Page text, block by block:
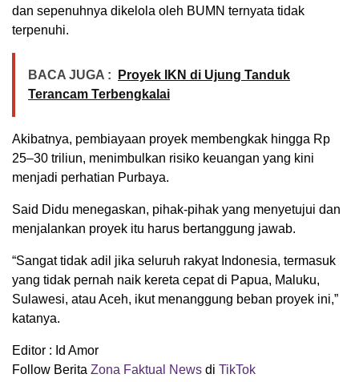
dan sepenuhnya dikelola oleh BUMN ternyata tidak
terpenuhi.
BACA JUGA :
Proyek IKN di Ujung Tanduk
Terancam Terbengkalai
Akibatnya, pembiayaan proyek membengkak hingga Rp
25–30 triliun, menimbulkan risiko keuangan yang kini
menjadi perhatian Purbaya.
Said Didu menegaskan, pihak-pihak yang menyetujui dan
menjalankan proyek itu harus bertanggung jawab.
“Sangat tidak adil jika seluruh rakyat Indonesia, termasuk
yang tidak pernah naik kereta cepat di Papua, Maluku,
Sulawesi, atau Aceh, ikut menanggung beban proyek ini,”
katanya.
Editor : Id Amor
Follow Berita Zona Faktual News di TikTok